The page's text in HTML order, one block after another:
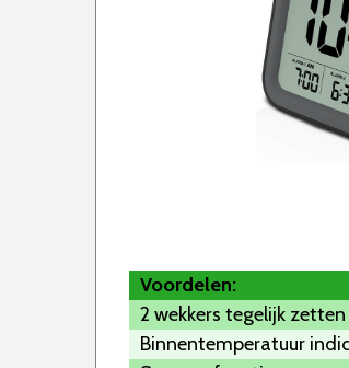
Voordelen:
2 wekkers tegelijk zetten
Binnentemperatuur